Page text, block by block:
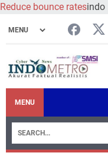
Reduce bounce ratesindo
MENU